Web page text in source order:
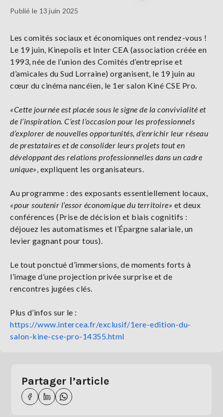
Publié le 13 juin 2025
Les comités sociaux et économiques ont rendez-vous !
Le 19 juin, Kinepolis et Inter CEA (association créée en
1993, née de l’union des Comités d’entreprise et
d’amicales du Sud Lorraine) organisent, le 19 juin au
cœur du cinéma nancéien, le 1er salon Kiné CSE Pro.
«Cette journée est placée sous le signe de la convivialité et
de l’inspiration. C’est l’occasion pour les professionnels
d’explorer de nouvelles opportunités, d’enrichir leur réseau
de prestataires et de consolider leurs projets tout en
développant des relations professionnelles dans un cadre
unique», expliquent les organisateurs.
Au programme : des exposants essentiellement locaux,
«pour soutenir l’essor économique du territoire» et deux
conférences (Prise de décision et biais cognitifs :
déjouez les automatismes et l’Épargne salariale, un
levier gagnant pour tous).
Le tout ponctué d’immersions, de moments forts à
l’image d’une projection privée surprise et de
rencontres jugées clés.
Plus d’infos sur le :
https://www.intercea.fr/exclusif/1ere-edition-du-
salon-kine-cse-pro-14355.html
Partager l’article